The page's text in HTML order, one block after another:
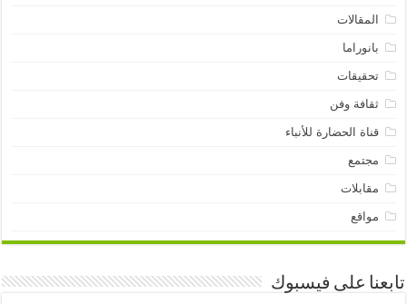
المقالات
بانوراما
تحقيقات
ثقافة وفن
قناة الحضارة للأنباء
مجتمع
مقابلات
مواقع
تابعنا على فيسبوك